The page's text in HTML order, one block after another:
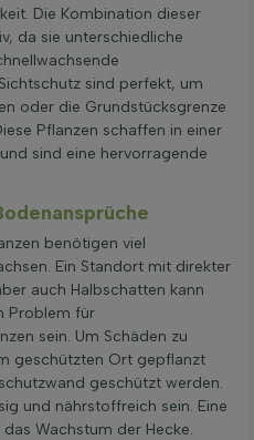
Die Kombination dieser
da sie unterschiedliche
sind perfekt, um
oder die Grundstücksgrenze
Pflanzen schaffen in einer
sind eine hervorragende
benötigen viel
Ein Standort mit direkter
auch Halbschatten kann
Problem für
sein. Um Schäden zu
geschützten Ort gepflanzt
geschützt werden.
und nährstoffreich sein. Eine
Wachstum der Hecke.